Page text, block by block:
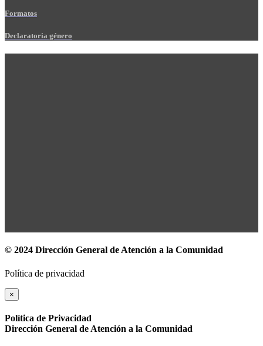
Formatos
Declaratoria género
© 2024 Dirección General de Atención a la Comunidad
Política de privacidad
×
Política de Privacidad
Dirección General de Atención a la Comunidad